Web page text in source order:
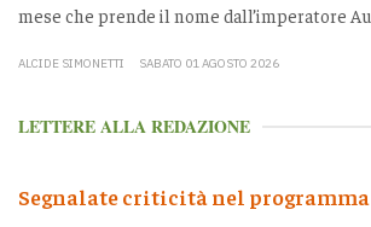
mese che prende il nome dall’imperatore
ALCIDE SIMONETTI SABATO 01 AGOSTO 2026
LETTERE ALLA REDAZIONE
Segnalate criticità nel programma